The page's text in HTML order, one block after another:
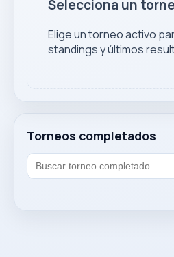
Torneos completados
Selecciona un
Elige un torneo activo
standings y últimos